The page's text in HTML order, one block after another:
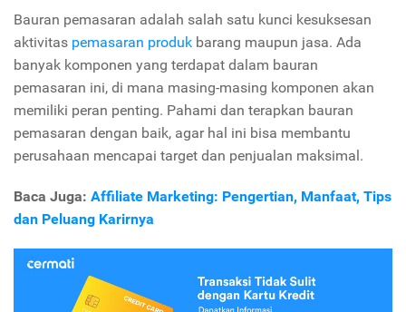
Bauran pemasaran adalah salah satu kunci kesuksesan
aktivitas pemasaran produk barang maupun jasa. Ada
banyak komponen yang terdapat dalam bauran
pemasaran ini, di mana masing-masing komponen akan
memiliki peran penting. Pahami dan terapkan bauran
pemasaran dengan baik, agar hal ini bisa membantu
perusahaan mencapai target dan penjualan maksimal.
Baca Juga: Affiliate Marketing: Pengertian, Manfaat, Tips
dan Peluang Karirnya